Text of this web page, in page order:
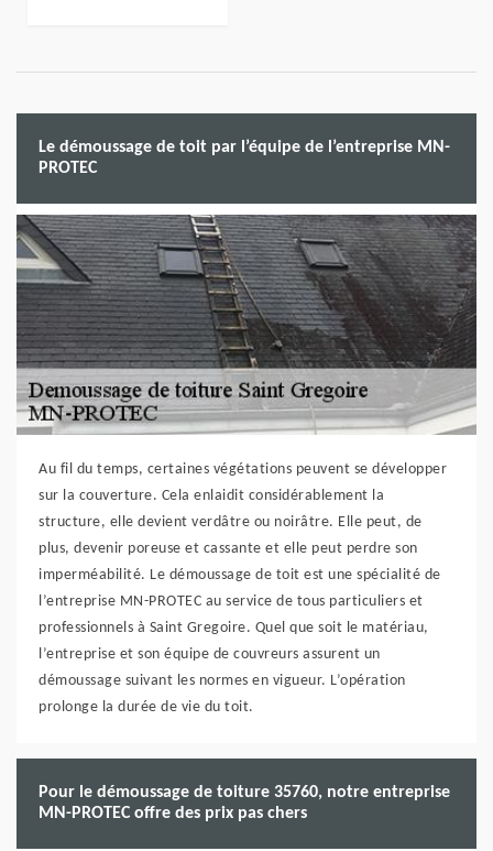
Le démoussage de toit par l’équipe de l’entreprise MN-
PROTEC
Au fil du temps, certaines végétations peuvent se développer
sur la couverture. Cela enlaidit considérablement la
structure, elle devient verdâtre ou noirâtre. Elle peut, de
plus, devenir poreuse et cassante et elle peut perdre son
imperméabilité. Le démoussage de toit est une spécialité de
l’entreprise MN-PROTEC au service de tous particuliers et
professionnels à Saint Gregoire. Quel que soit le matériau,
l’entreprise et son équipe de couvreurs assurent un
démoussage suivant les normes en vigueur. L’opération
prolonge la durée de vie du toit.
Pour le démoussage de toiture 35760, notre entreprise
MN-PROTEC offre des prix pas chers